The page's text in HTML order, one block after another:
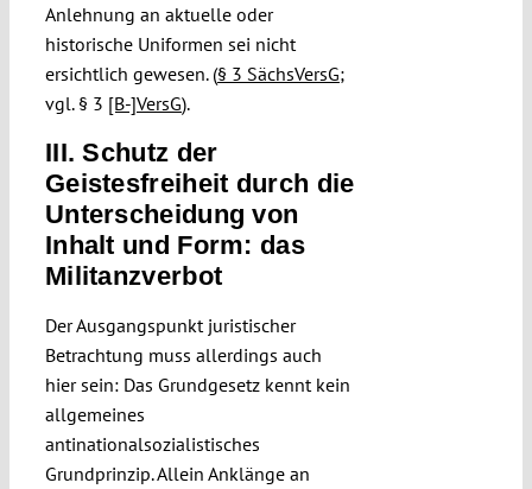
Anlehnung an aktuelle oder
historische Uniformen sei nicht
ersichtlich gewesen. (§ 3 SächsVersG;
vgl. § 3 [B-]VersG).
III. Schutz der
Geistesfreiheit durch die
Unterscheidung von
Inhalt und Form: das
Militanzverbot
Der Ausgangspunkt juristischer
Betrachtung muss allerdings auch
hier sein: Das Grundgesetz kennt kein
allgemeines
antinationalsozialistisches
Grundprinzip. Allein Anklänge an